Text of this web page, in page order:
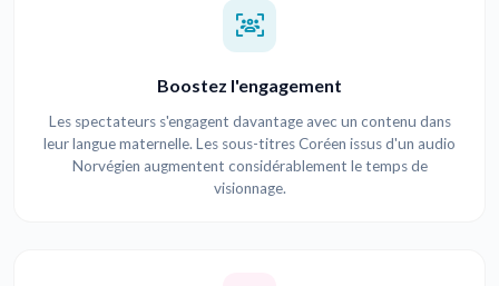
Boostez l'engagement
Les spectateurs s'engagent davantage avec un contenu dans
leur langue maternelle. Les sous-titres Coréen issus d'un audio
Norvégien augmentent considérablement le temps de
visionnage.